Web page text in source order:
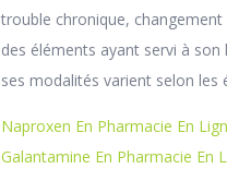
trouble chronique,
des éléments ayant servi à
ses modalités varient selon les
Naproxen En Pharmacie En
Galantamine En Pharmacie En